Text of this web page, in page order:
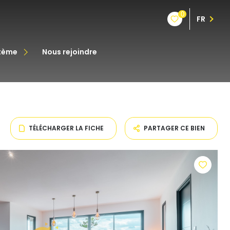
0 FR
nous rejoindre
TÉLÉCHARGER LA FICHE PARTAGER CE BIEN